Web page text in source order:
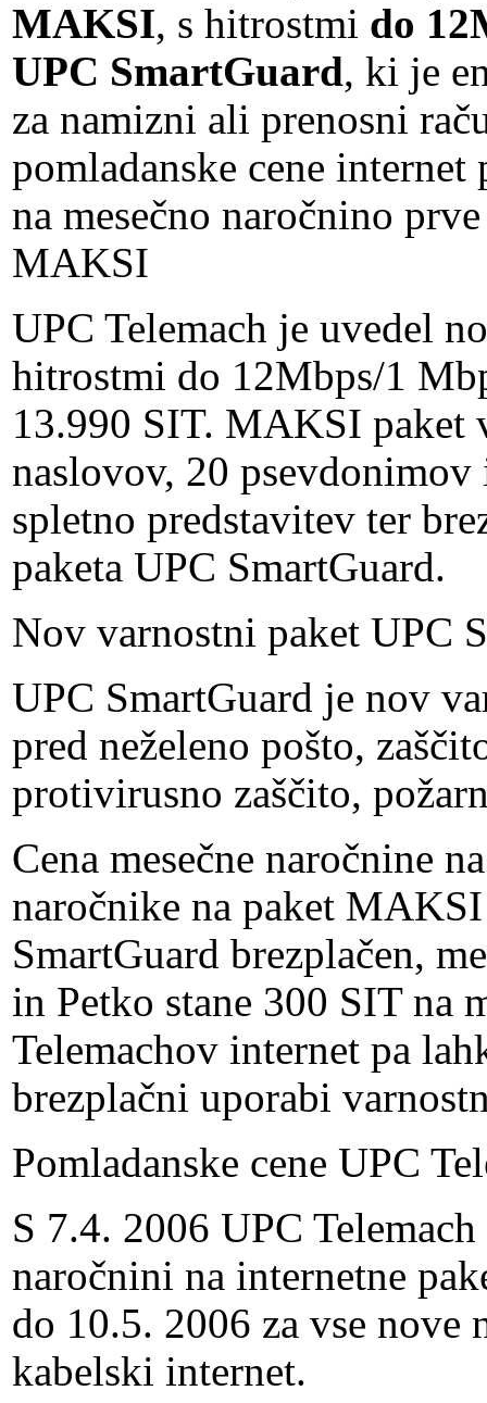
MAKSI, s hitrostmi do
UPC SmartGuard, ki je
za namizni ali prenosni
pomladanske cene
na mesečno naročnino
MAKSI
UPC Telemach je uvedel
hitrostmi do 12Mbps/1
13.990 SIT. MAKSI paket
naslovov, 20
spletno predstavitev ter
paketa UPC SmartGuard.
Nov varnostni paket UPC
UPC SmartGuard je nov
pred neželeno pošto,
protivirusno zaščito,
Cena mesečne naročnine
naročnike na paket
SmartGuard brezplačen,
in Petko stane 300 SIT na
Telemachov internet pa
brezplačni uporabi
Pomladanske cene UPC
S 7.4. 2006 UPC
naročnini na internetne
do 10.5. 2006 za vse nove
kabelski internet.